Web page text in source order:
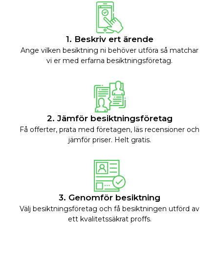
1. Beskriv ert ärende
Ange vilken besiktning ni behöver utföra så matchar
vi er med erfarna besiktningsföretag.
2. Jämför besiktningsföretag
Få offerter, prata med företagen, läs recensioner och
jämför priser. Helt gratis.
3. Genomför besiktning
Välj besiktningsföretag och få besiktningen utförd av
ett kvalitetssäkrat proffs.